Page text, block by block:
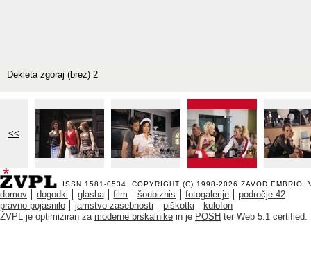
Dekleta zgoraj (brez) 2
<<
ISSN 1581-0534. COPYRIGHT (C) 1998-2026 ZAVOD EMBRIO .
domov dogodki glasba film šoubiznis fotogalerije
področje 42
pravno pojasnilo
jamstvo zasebnosti piškotki
kulofon
ŽVPL je optimiziran za moderne brskalnike in je POSH ter Web 5.1 certified.